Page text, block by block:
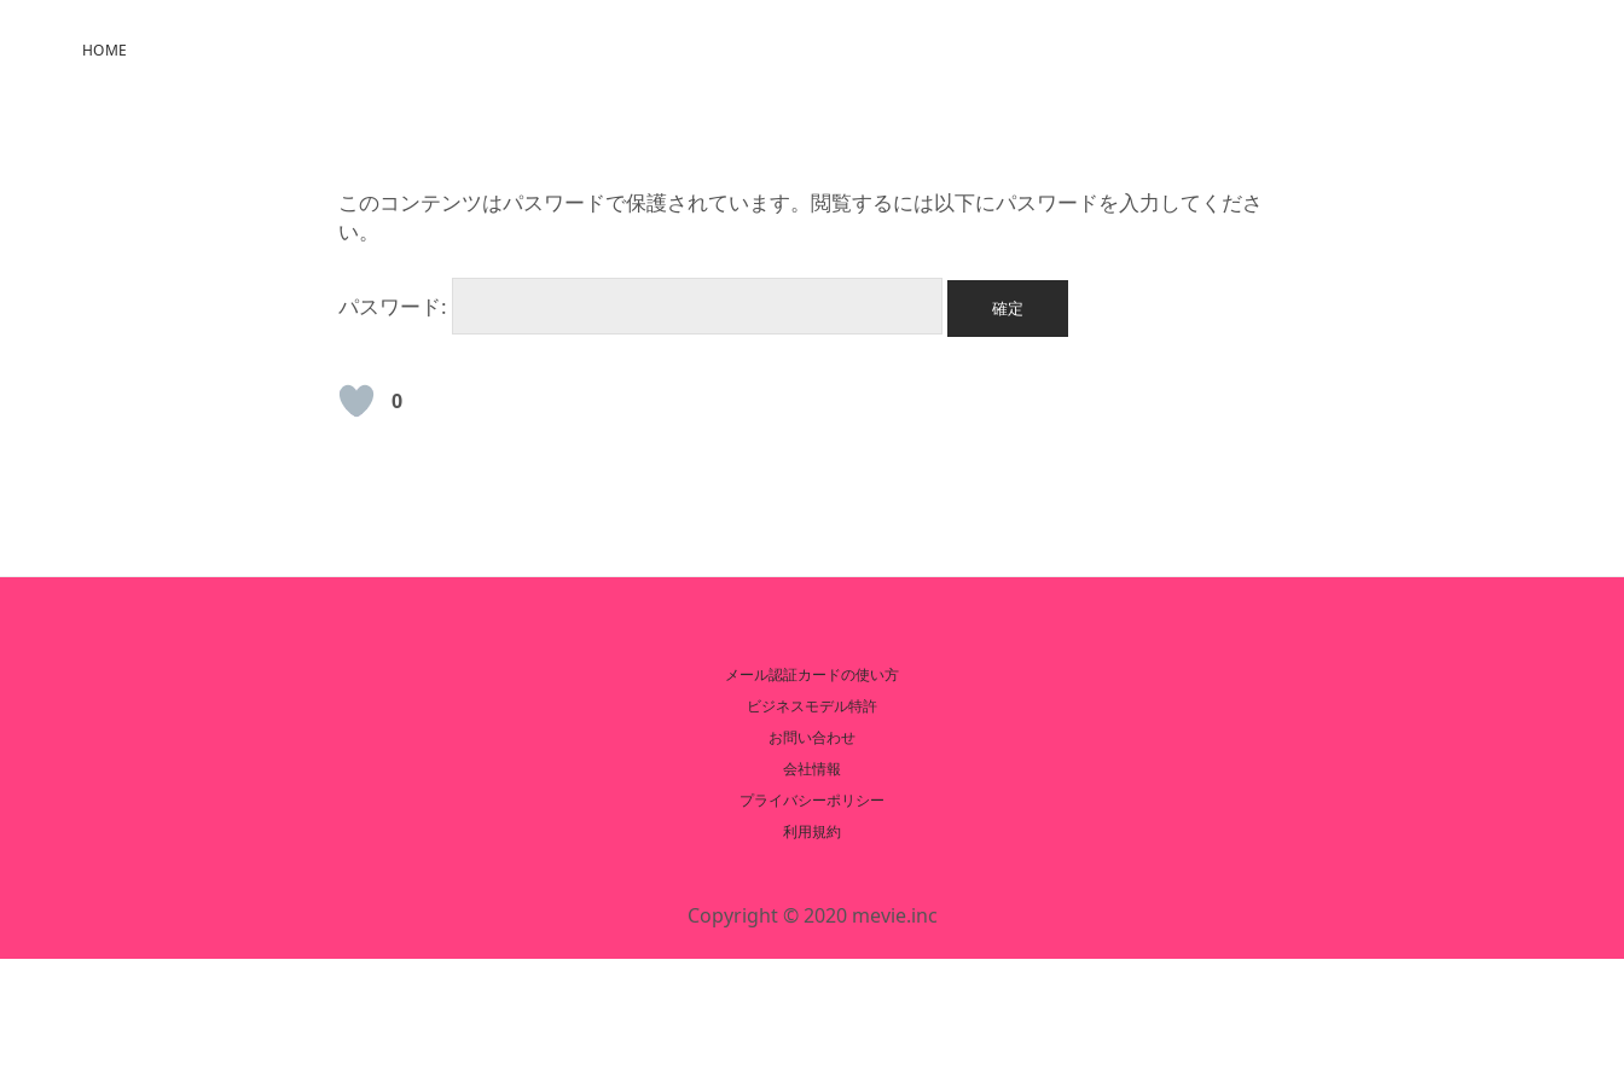
HOME
このコンテンツはパスワードで保護されています。閲覧するには以下にパスワードを入力してくださ
い。
パスワード:
0
メール認証カードの使い方
ビジネスモデル特許
お問い合わせ
会社情報
プライバシーポリシー
利用規約
Copyright © 2020 mevie.inc